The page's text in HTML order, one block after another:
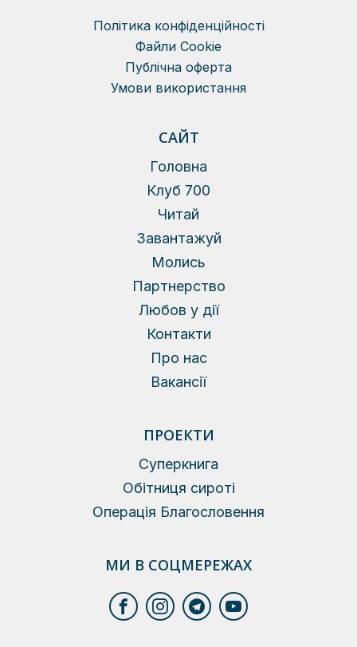
Політика конфіденційності
Файли Сookie
Публічна оферта
Умови використання
САЙТ
Головна
Клуб 700
Читай
Завантажуй
Молись
Партнерство
Любов у дії
Контакти
Про нас
Вакансії
ПРОЕКТИ
Суперкнига
Обітниця сироті
Операція Благословення
МИ В СОЦМЕРЕЖАХ